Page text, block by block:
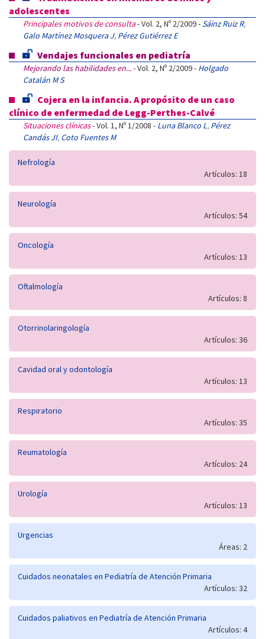
adolescentes
Principales motivos de consulta- Vol. 2, Nº 2/2009 - Sáinz Ruiz R,
Galo Martínez Mosquera J, Pérez Gutiérrez E
Vendajes funcionales en pediatría
Mejorando las habilidades en...- Vol. 2, Nº 2/2009 - Holgado
Catalán M S
Cojera en la infancia. A propósito de un caso
clínico de enfermedad de Legg-Perthes-Calvé
Situaciones clínicas- Vol. 1, Nº 1/2008 - Luna Blanco L, Pérez
Candás JI, Coto Fuentes M
Nefrología
Artículos: 18
Neurología
Artículos: 54
Oncología
Artículos: 13
Oftalmología
Artículos: 8
Otorrinolaringología
Artículos: 36
Cavidad oral y odontología
Artículos: 13
Respiratorio
Artículos: 35
Reumatología
Artículos: 24
Urología
Artículos: 13
Urgencias
Áreas: 2
Cuidados neonatales en Pediatría de Atención Primaria
Artículos: 32
Cuidados paliativos en Pediatría de Atención Primaria
Artículos: 4